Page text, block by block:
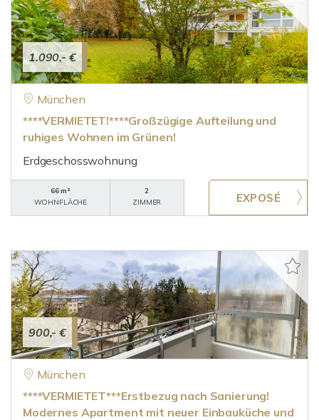
1.090,- €
München
****VERMIETET!****Großzügige Aufteilung und
ruhiges Wohnen im Grünen!
Erdgeschosswohnung
66 m²
WOHNFLÄCHE
2
ZIMMER
900,- €
München
****VERMIETET***Erstbezug nach Sanierung!
Modernes Apartment mit neuer Einbauküche und